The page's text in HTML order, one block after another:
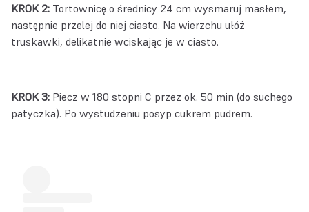
KROK 2: Tortownicę o średnicy 24 cm wysmaruj masłem,
następnie przelej do niej ciasto. Na wierzchu ułóż
truskawki, delikatnie wciskając je w ciasto.
KROK 3: Piecz w 180 stopni C przez ok. 50 min (do suchego
patyczka). Po wystudzeniu posyp cukrem pudrem.